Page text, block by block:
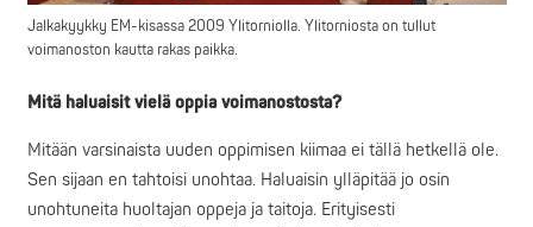
Jalkakyykky EM-kisassa 2009 Ylitorniolla. Ylitorniosta on tullut
voimanoston kautta rakas paikka.
Mitä haluaisit vielä oppia voimanostosta?
Mitään varsinaista uuden oppimisen kiimaa ei tällä hetkellä ole.
Sen sijaan en tahtoisi unohtaa. Haluaisin ylläpitää jo osin
unohtuneita huoltajan oppeja ja taitoja. Erityisesti